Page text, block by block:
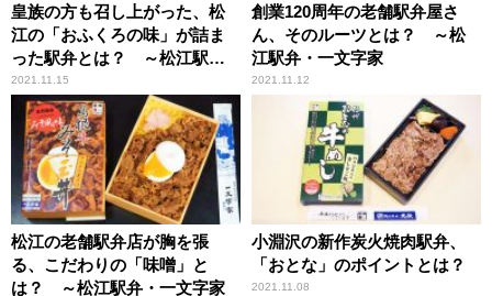
皇族の方も召し上がった、松
江の「おふくろの味」が詰ま
った駅弁とは？ ～松江駅
弁・一文字家
2021.11.15
創業120周年の老舗駅弁屋さ
ん、そのルーツとは？ ～松
江駅弁・一文字家
2021.11.12
松江の老舗駅弁店が胸を張
る、こだわりの「味噌」と
は？ ～松江駅弁・一文字家
小淵沢の新作炭火焼肉駅弁、
「おとな」のポイントとは？
2021.11.08